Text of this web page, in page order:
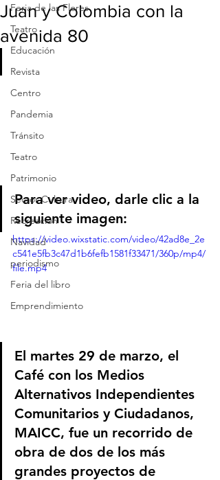
Feria de las Flores
Teatro
Educación
Revista
Centro
Pandemia
Tránsito
Teatro
Patrimonio
Sector Cultura
Recreación
Navidad
periodismo
Feria del libro
Emprendimiento
Juan y Colombia con la
avenida 80
Para ver video, darle clic a la
siguiente imagen:
https://video.wixstatic.com/video/42ad8e_2e
c541e5fb3c47d1b6fefb1581f33471/360p/mp4/
file.mp4
El martes 29 de marzo, el
Café con los Medios
Alternativos Independientes
Comunitarios y Ciudadanos,
MAICC, fue un recorrido de
obra de dos de los más
grandes proyectos de